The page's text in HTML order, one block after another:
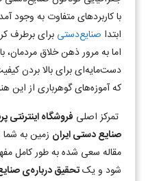
با کاربردهای متفاوت به وجود
ابتدا صنایع‌دستی برای برطرف
اما به مرور ذهن خلاق مردمان،
دستمایه‌ای برای بالا بردن
که آموزه‌های گوهرباری از اين
تمرکز اصلی فروشگاه اینترنتی
صنایع دستی ایران زمین به شما
مقاله سعی شده به طور کامل
شود و یکتحقیق درباره‌ی